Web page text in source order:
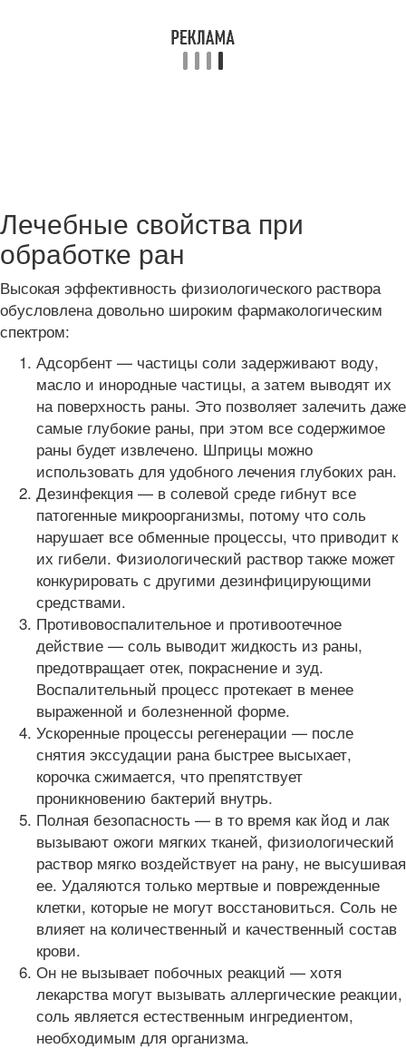
Лечебные свойства при
обработке ран
Высокая эффективность физиологического раствора
обусловлена ​​довольно широким фармакологическим
спектром:
Адсорбент — частицы соли задерживают воду,
масло и инородные частицы, а затем выводят их
на поверхность раны. Это позволяет залечить даже
самые глубокие раны, при этом все содержимое
раны будет извлечено. Шприцы можно
использовать для удобного лечения глубоких ран.
Дезинфекция — в солевой среде гибнут все
патогенные микроорганизмы, потому что соль
нарушает все обменные процессы, что приводит к
их гибели. Физиологический раствор также может
конкурировать с другими дезинфицирующими
средствами.
Противовоспалительное и противоотечное
действие — соль выводит жидкость из раны,
предотвращает отек, покраснение и зуд.
Воспалительный процесс протекает в менее
выраженной и болезненной форме.
Ускоренные процессы регенерации — после
снятия экссудации рана быстрее высыхает,
корочка сжимается, что препятствует
проникновению бактерий внутрь.
Полная безопасность — в то время как йод и лак
вызывают ожоги мягких тканей, физиологический
раствор мягко воздействует на рану, не высушивая
ее. Удаляются только мертвые и поврежденные
клетки, которые не могут восстановиться. Соль не
влияет на количественный и качественный состав
крови.
Он не вызывает побочных реакций — хотя
лекарства могут вызывать аллергические реакции,
соль является естественным ингредиентом,
необходимым для организма.